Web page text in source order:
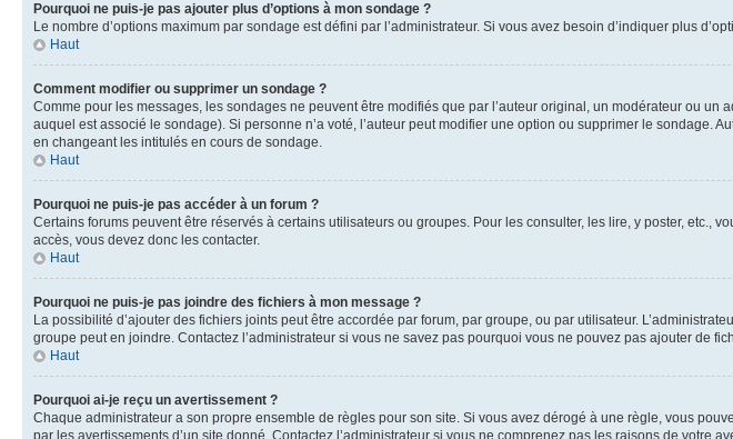
Pourquoi ne puis-je pas ajouter plus d’options à mon sondage ?
Le nombre d’options maximum par sondage est défini par l’administrateur. Si vous avez besoin d’indiquer plus
Haut
Comment modifier ou supprimer un sondage ?
Comme pour les messages, les sondages ne peuvent être modifiés que par l’auteur original, un modérateur ou un
auquel est associé le sondage). Si personne n’a voté, l’auteur peut modifier une option ou supprimer le
en changeant les intitulés en cours de sondage.
Haut
Pourquoi ne puis-je pas accéder à un forum ?
Certains forums peuvent être réservés à certains utilisateurs ou groupes. Pour les consulter, les lire, y poster,
accès, vous devez donc les contacter.
Haut
Pourquoi ne puis-je pas joindre des fichiers à mon message ?
La possibilité d’ajouter des fichiers joints peut être accordée par forum, par groupe, ou par utilisateur.
groupe peut en joindre. Contactez l’administrateur si vous ne savez pas pourquoi vous ne pouvez pas ajouter de
Haut
Pourquoi ai-je reçu un avertissement ?
Chaque administrateur a son propre ensemble de règles pour son site. Si vous avez dérogé à une règle, vous
par les avertissements d’un site donné. Contactez l’administrateur si vous ne comprenez pas les raisons de votre